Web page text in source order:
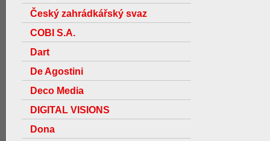
Český zahrádkářský svaz
COBI S.A.
Dart
De Agostini
Deco Media
DIGITAL VISIONS
Dona